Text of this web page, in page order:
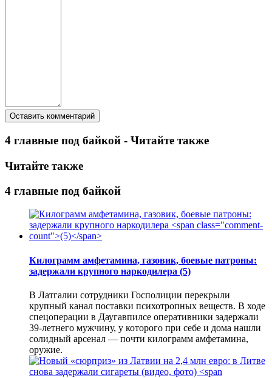
4 главные под байкой - Читайте также
Читайте также
4 главные под байкой
Килограмм амфетамина, газовик, боевые патроны:
задержали крупного наркодилера (5)
В Латгалии сотрудники Госполиции перекрыли
крупный канал поставки психотропных веществ. В ходе
спецоперации в Даугавпилсе оперативники задержали
39-летнего мужчину, у которого при себе и дома нашли
солидный арсенал — почти килограмм амфетамина,
оружие.